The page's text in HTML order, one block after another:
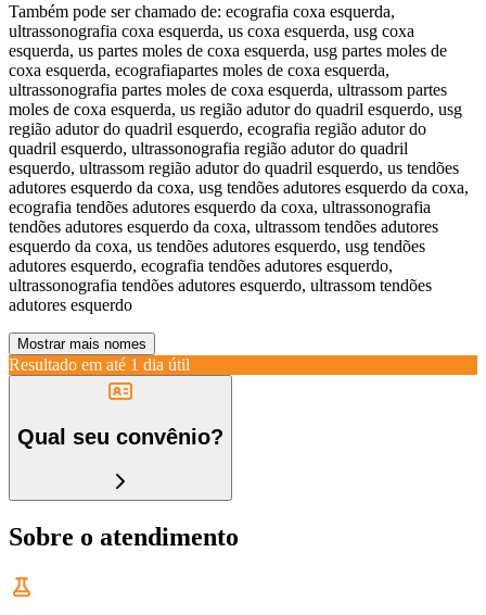
Também pode ser chamado de: ecografia coxa esquerda,
ultrassonografia coxa esquerda, us coxa esquerda, usg coxa
esquerda, us partes moles de coxa esquerda, usg partes moles de
coxa esquerda, ecografiapartes moles de coxa esquerda,
ultrassonografia partes moles de coxa esquerda, ultrassom partes
moles de coxa esquerda, us região adutor do quadril esquerdo, usg
região adutor do quadril esquerdo, ecografia região adutor do
quadril esquerdo, ultrassonografia região adutor do quadril
esquerdo, ultrassom região adutor do quadril esquerdo, us tendões
adutores esquerdo da coxa, usg tendões adutores esquerdo da coxa,
ecografia tendões adutores esquerdo da coxa, ultrassonografia
tendões adutores esquerdo da coxa, ultrassom tendões adutores
esquerdo da coxa, us tendões adutores esquerdo, usg tendões
adutores esquerdo, ecografia tendões adutores esquerdo,
ultrassonografia tendões adutores esquerdo, ultrassom tendões
adutores esquerdo
Mostrar mais nomes
Resultado em até 1 dia útil
Qual seu convênio?
Sobre o atendimento